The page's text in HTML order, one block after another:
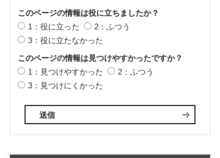
このページの情報は役に立ちましたか？
1：役に立った
2：ふつう
3：役に立たなかった
このページの情報は見つけやすかったですか？
1：見つけやすかった
2：ふつう
3：見つけにくかった